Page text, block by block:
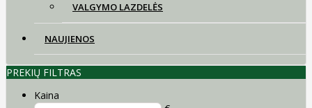
VALGYMO LAZDELĖS
NAUJIENOS
PREKIŲ FILTRAS
Kaina